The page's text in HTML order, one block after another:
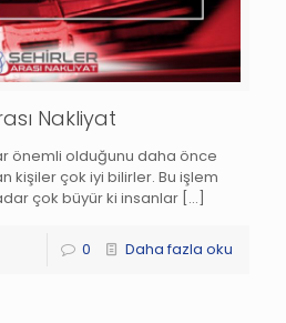
Nakliyat
önemli olduğunu daha önce
kişiler çok iyi bilirler. Bu işlem
çok büyür ki insanlar […]
0 Daha fazla oku